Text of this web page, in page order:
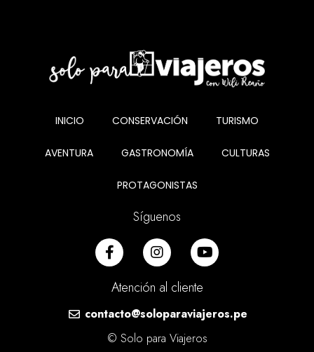
INICIO CONSERVACIÓN TURISMO
AVENTURA GASTRONOMÍA CULTURAS
PROTAGONISTAS
Síguenos
Atención al cliente
contacto@soloparaviajeros.pe
© Solo para Viajeros